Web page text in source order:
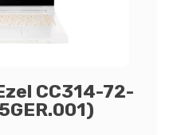
CC314-72-